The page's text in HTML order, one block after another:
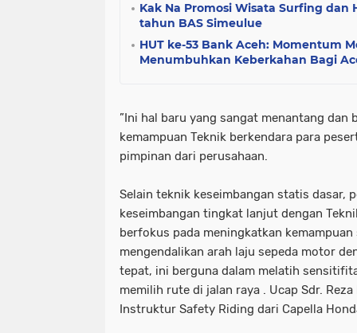
Kak Na Promosi Wisata Surfing dan
tahun BAS Simeulue
HUT ke-53 Bank Aceh: Momentum
Menumbuhkan Keberkahan Bagi
”Ini hal baru yang sangat menantang dan
kemampuan Teknik berkendara para
pimpinan dari perusahaan.
Selain teknik keseimbangan statis dasar,
keseimbangan tingkat lanjut dengan
berfokus pada meningkatkan
mengendalikan arah laju sepeda motor
tepat, ini berguna dalam melatih
memilih rute di jalan raya . Ucap Sdr.
Instruktur Safety Riding dari Capella